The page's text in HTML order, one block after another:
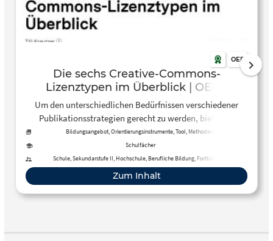
OER
Die sechs Creative-Commons-
Lizenztypen im Überblick | OER –
Material für alle | bpb.de
Um den unterschiedlichen Bedürfnissen verschiedener
Publikationsstrategien gerecht zu werden, bietet CC
insgesamt sechs Lizenzen und zwei Public-Domain-
Werkzeuge an. Jede Lizenz beinhaltet eines oder mehrere
von vier grundlegenden Elementen
Bildungsangebot, Orientierungsinstrumente, Tool, Methoden
Schulfächer
Schule, Sekundarstufe II, Hochschule, Berufliche Bildung, Fortbildung
Zum Inhalt